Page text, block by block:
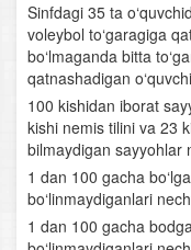
Tengsizliklar
Chiziqli tengsizliklar
Chiziqli
Oraliqlar usuli
Parametrli
Sinfdagi 35 ta
voleybol to‘garagiga
bo‘lmaganda bitta
qatnashadigan
100 kishidan iborat
kishi nemis tilini va 23
bilmaydigan sayyohlar
1 dan 100 gacha
bo‘linmaydiganlari
1 dan 100 gacha